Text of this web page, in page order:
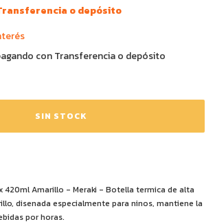
o depósito
con Transferencia o depósito
420ml Amarillo - Meraki - Botella termica de alta
disenada especialmente para ninos, mantiene la
por horas.